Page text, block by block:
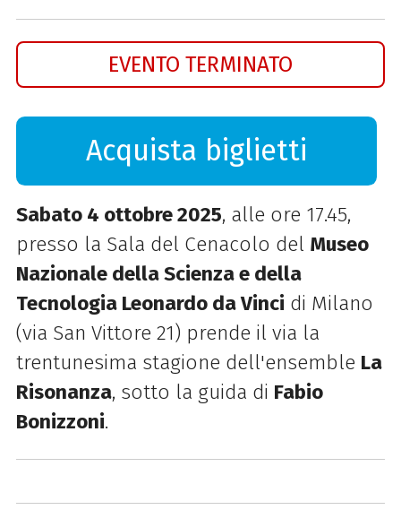
EVENTO TERMINATO
Acquista biglietti
Sabato 4 ottobre 2025, alle ore 17.45,
presso la Sala del Cenacolo del Museo
Nazionale della Scienza e della
Tecnologia Leonardo da Vinci di Milano
(via San Vittore 21) prende il via la
trentunesima stagione dell'ensemble La
Risonanza, sotto la guida di Fabio
Bonizzoni.